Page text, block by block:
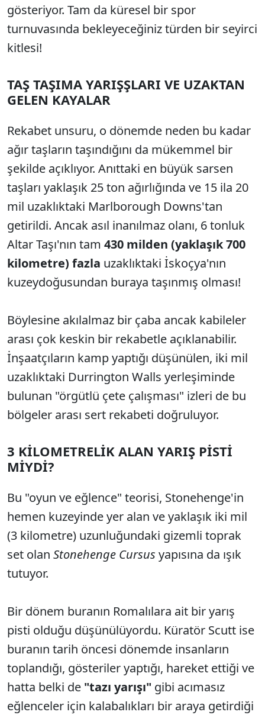
gösteriyor. Tam da küresel bir spor
turnuvasında bekleyeceğiniz türden bir seyirci
kitlesi!
TAŞ TAŞIMA YARIŞŞLARI VE UZAKTAN
GELEN KAYALAR
Rekabet unsuru, o dönemde neden bu kadar
ağır taşların taşındığını da mükemmel bir
şekilde açıklıyor. Anıttaki en büyük sarsen
taşları yaklaşık 25 ton ağırlığında ve 15 ila 20
mil uzaklıktaki Marlborough Downs'tan
getirildi. Ancak asıl inanılmaz olanı, 6 tonluk
Altar Taşı'nın tam 430 milden (yaklaşık 700
kilometre) fazla uzaklıktaki İskoçya'nın
kuzeydoğusundan buraya taşınmış olması!
Böylesine akılalmaz bir çaba ancak kabileler
arası çok keskin bir rekabetle açıklanabilir.
İnşaatçıların kamp yaptığı düşünülen, iki mil
uzaklıktaki Durrington Walls yerleşiminde
bulunan "örgütlü çete çalışması" izleri de bu
bölgeler arası sert rekabeti doğruluyor.
3 KİLOMETRELİK ALAN YARIŞ PİSTİ
MİYDİ?
Bu "oyun ve eğlence" teorisi, Stonehenge'in
hemen kuzeyinde yer alan ve yaklaşık iki mil
(3 kilometre) uzunluğundaki gizemli toprak
set olan Stonehenge Cursus yapısına da ışık
tutuyor.
Bir dönem buranın Romalılara ait bir yarış
pisti olduğu düşünülüyordu. Küratör Scutt ise
buranın tarih öncesi dönemde insanların
toplandığı, gösteriler yaptığı, hareket ettiği ve
hatta belki de "tazı yarışı" gibi acımasız
eğlenceler için kalabalıkları bir araya getirdiği